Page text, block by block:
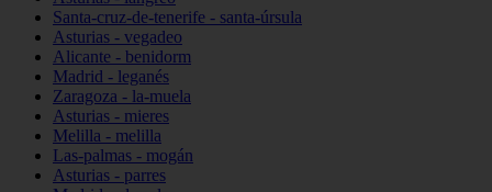
Santa-cruz-de-tenerife - santa-úrsula
Asturias - vegadeo
Alicante - benidorm
Madrid - leganés
Zaragoza - la-muela
Asturias - mieres
Melilla - melilla
Las-palmas - mogán
Asturias - parres